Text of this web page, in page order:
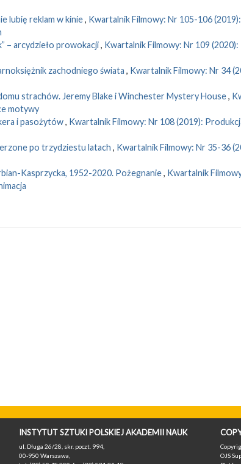
lubię reklam w kinie, Kwartalnik Filmowy: Nr 105-106
– arcydzieło prowokacji, Kwartalnik Filmowy: Nr 109
zachodniego świata , Kwartalnik Filmowy: Nr 34
strachów. Jeremy Blake i Winchester Mystery House,
motywy
i pasożytów, Kwartalnik Filmowy: Nr 108 (2019):
po trzydziestu latach , Kwartalnik Filmowy: Nr 35-36
Kasprzycka, 1952-2020. Pożegnanie, Kwartalnik
INSTYTUT SZTUKI POLSKIEJ AKADEMII NAUK
ul. Długa 26/28, skr. poczt. 994,
00-950 Warszawa,
OJS